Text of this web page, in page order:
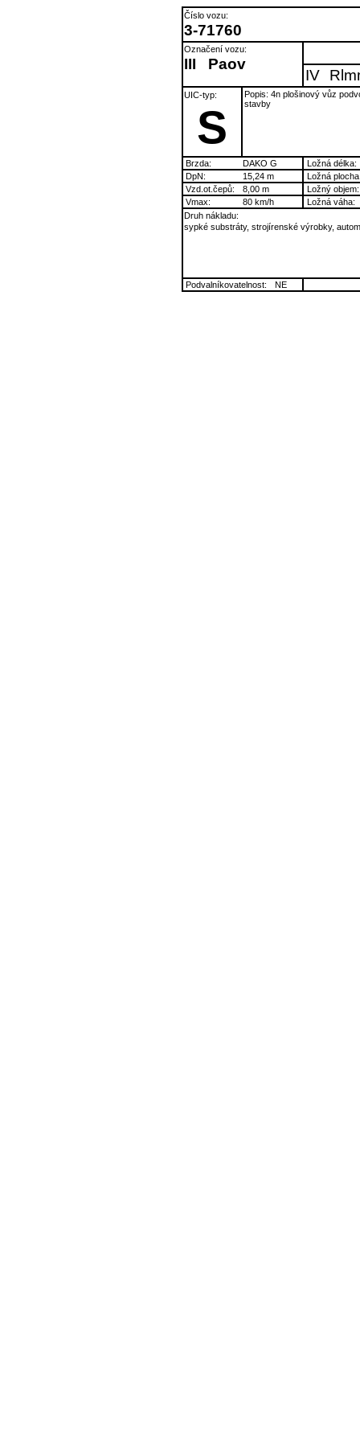
Číslo vozu:
3-71760
Označení vozu:
III Paov
IV
UIC-typ:
S
Popis: 4n plošinový vůz
stavby
Brzda: DAKO G
Ložná délka:
DpN:
15,24 m
Ložná
Vzd.ot.čepů:
8,00 m
Ložný objem:
Vmax:
80 km/h
Ložná váha:
Druh nákladu:
sypké substráty, strojírenské výrobky,
Podvalníkovatelnost: NE